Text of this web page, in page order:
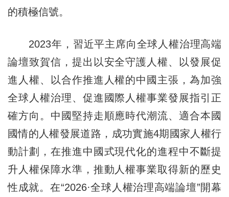
的積極信號。
2023年，習近平主席向全球人權治理高端
論壇致賀信，提出以安全守護人權、以發展促
進人權、以合作推進人權的中國主張，為加強
全球人權治理、促進國際人權事業發展指引正
確方向。中國堅持走順應時代潮流、適合本國
國情的人權發展道路，成功實施4期國家人權行
動計劃，在推進中國式現代化的進程中不斷提
升人權保障水準，推動人權事業取得新的歷史
性成就。在“2026·全球人權治理高端論壇”開幕